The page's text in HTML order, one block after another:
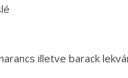
illetve barack